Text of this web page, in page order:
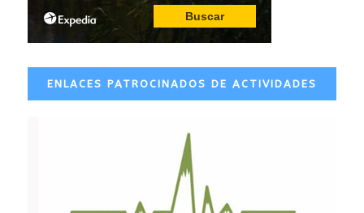
ENLACES PATROCINADOS DE ACTIVIDADES